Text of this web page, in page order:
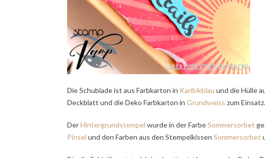
Die Schublade ist aus Farbkarton in Karibikblau und die Hülle
Deckblatt und die Deko Farbkarton in Grundweiss zum Einsatz.
DerHintergrundstempel wurde in der FarbeSommersorbet
Pinsel und den Farben aus den Stempelkissen Sommersorbet